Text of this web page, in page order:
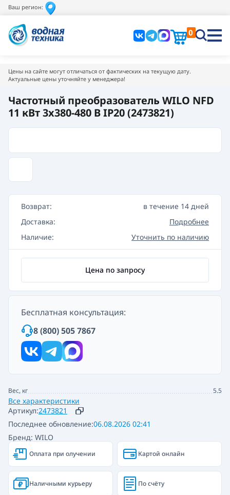
Ваш регион:
0
Цены на сайте могут отличаться от фактических на текущую дату.
Актуальные цены уточняйте у менеджера!
Частотный преобразователь WILO NFD
11 кВт 3х380-480 В IP20 (2473821)
Артикул:2473821
Бренд: WILO
Последнее обновление:06.08.2026 02:41
Вес, кг 5.5
Все характеристики
Возврат:
в течение 14 дней
Доставка:
Подробнее
Наличие:
Уточнить по наличию
Цена по запросу
Бесплатная консультация:
8 (800) 505 7867
Оплата при олучении Картой онлайн
Наличными курьеру По счёту